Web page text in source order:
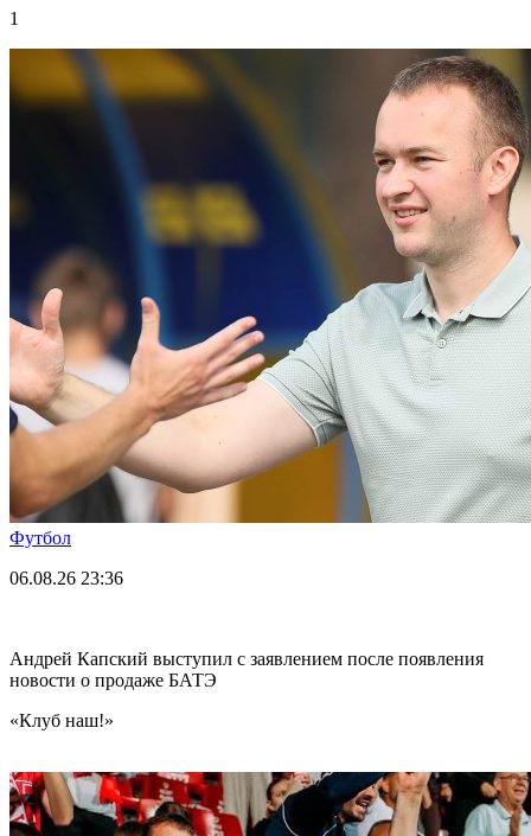
1
Футбол
06.08.26 23:36
Андрей Капский выступил с заявлением после появления
новости о продаже БАТЭ
«Клуб наш!»